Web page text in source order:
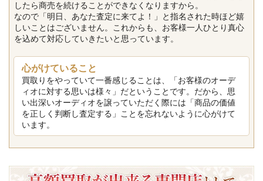
したら商売を続けることができなくなりますから。
なので「明日、あなた査定に来てよ！」と指名された時ほど嬉
しいことはございません。これからも、お客様一人ひとり真心
を込めて対応していきたいと思っています。
心がけていること
買取りをやっていて一番感じることは、「お客様のオーデ
ィオに対する思いは様々」だということです。だから、思
い出深いオーディオを譲っていただく際には「商品の価値
を正しく判断し査定する」ことを忘れないように心がけて
います。